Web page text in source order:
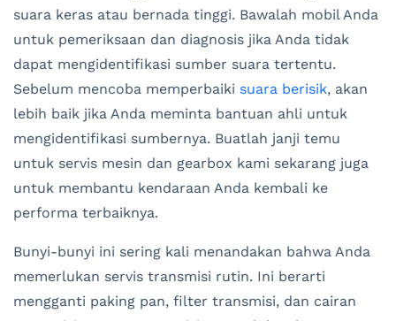
suara keras atau bernada tinggi. Bawalah mobil Anda
untuk pemeriksaan dan diagnosis jika Anda tidak
dapat mengidentifikasi sumber suara tertentu.
Sebelum mencoba memperbaiki suara berisik, akan
lebih baik jika Anda meminta bantuan ahli untuk
mengidentifikasi sumbernya. Buatlah janji temu
untuk servis mesin dan gearbox kami sekarang juga
untuk membantu kendaraan Anda kembali ke
performa terbaiknya.
Bunyi-bunyi ini sering kali menandakan bahwa Anda
memerlukan servis transmisi rutin. Ini berarti
mengganti paking pan, filter transmisi, dan cairan